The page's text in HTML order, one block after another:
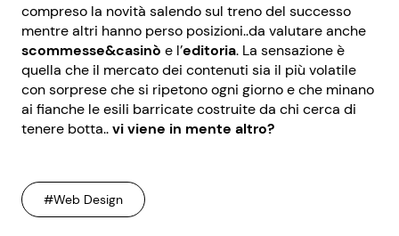
compreso la novità salendo sul treno del successo
mentre altri hanno perso posizioni..da valutare anche
scommesse&casinò e l’editoria. La sensazione è
quella che il mercato dei contenuti sia il più volatile
con sorprese che si ripetono ogni giorno e che minano
ai fianche le esili barricate costruite da chi cerca di
tenere botta..vi viene in mente altro?
#Web Design